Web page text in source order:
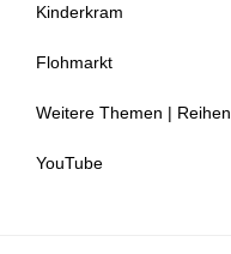
Kinderkram
Flohmarkt
Weitere Themen | Reihen
YouTube